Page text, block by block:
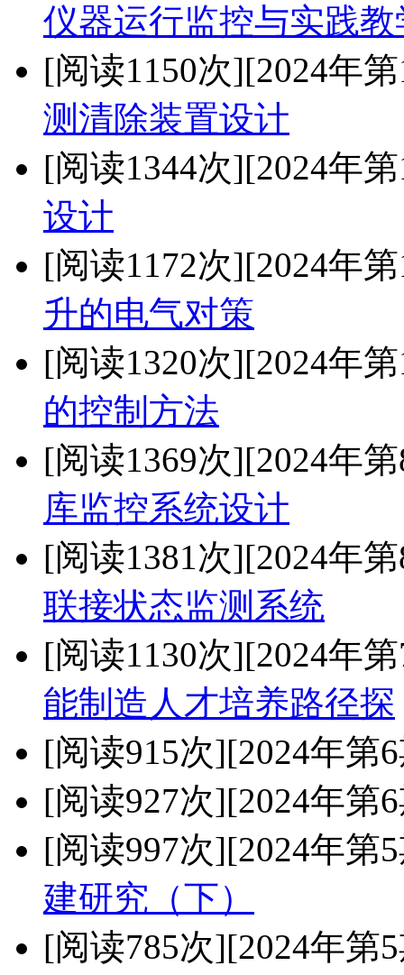
仪器运行监控与实践教
[阅读1150次][2024年
测清除装置设计
[阅读1344次][2024年
设计
[阅读1172次][2024年
升的电气对策
[阅读1320次][2024年
的控制方法
[阅读1369次][2024年
库监控系统设计
[阅读1381次][2024年
联接状态监测系统
[阅读1130次][2024年
能制造人才培养路径探
[阅读915次][2024年第
[阅读927次][2024年第
[阅读997次][2024年第
建研究（下）
[阅读785次][2024年第